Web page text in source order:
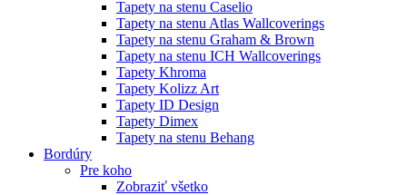
Tapety na stenu Caselio
Tapety na stenu Atlas Wallcoverings
Tapety na stenu Graham & Brown
Tapety na stenu ICH Wallcoverings
Tapety Khroma
Tapety Kolizz Art
Tapety ID Design
Tapety Dimex
Tapety na stenu Behang
Bordúry
Pre koho
Zobraziť všetko